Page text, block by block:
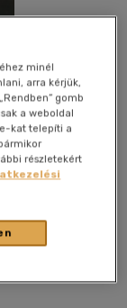
Megosztom
|puhatáblás
minél
arra kérjük,
gomb
a weboldal
kat telepíti a
részletekért